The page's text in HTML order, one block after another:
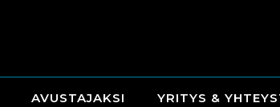
AVUSTAJAKSI YRITYS &